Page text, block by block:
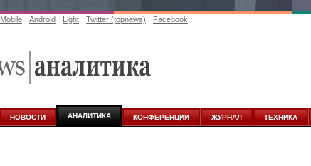
Mobile Android Light Twitter (topnews) Facebook
НОВОСТИ АНАЛИТИКА КОНФЕРЕНЦИИ ЖУРНАЛ ТЕХНИКА